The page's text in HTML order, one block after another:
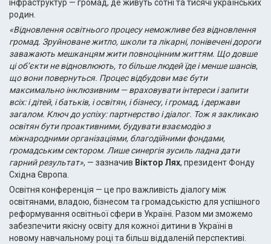
інфраструктур — громад, де живуть сотні та тисячі українських
родин.
«Відновлення освітнього процесу неможливе без відновлення
громад. Зруйноване житло, школи та лікарні, понівечені дороги
заважають мешканцям жити повноцінним життям. Що довше
ці об’єкти не відновлюють, то більше людей їде і менше шансів,
що вони повернуться. Процес відбудови має бути
максимально інклюзивним — враховувати інтереси і запити
всіх: і дітей, і батьків, і освітян, і бізнесу, і громад, і держави
загалом. Ключ до успіху: партнерство і діалог. Тож я закликаю
освітян бути проактивними, будувати взаємодію з
міжнародними організаціями, благодійними фондами,
громадським сектором. Лише синергія зусиль ладна дати
гарний результат», — зазначив Віктор Лях, президент Фонду
Східна Європа.
Освітня конференція — це про важливість діалогу між
освітянами, владою, бізнесом та громадськістю для успішного
реформування освітньої сфери в Україні. Разом ми зможемо
забезпечити якісну освіту для кожної дитини в Україні в
новому навчальному році та більш віддаленій перспективі.